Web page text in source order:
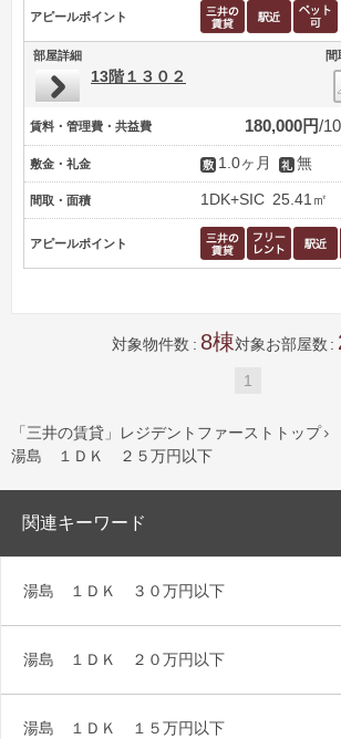
アピールポイント
部屋詳細
13階１３０２
賃料・管理費・共益費 180,000円
敷金・礼金 1.0ヶ月 無
間取・面積 1DK+SIC 25.41㎡
アピールポイント
対象物件数 8 対象お部屋数
1
「三井の賃貸」レジデントファーストトップ 
湯島 １ＤＫ ２５万円以下
関連キーワード
湯島 １ＤＫ ３０万円以下
湯島 １ＤＫ ２０万円以下
湯島 １ＤＫ １５万円以下